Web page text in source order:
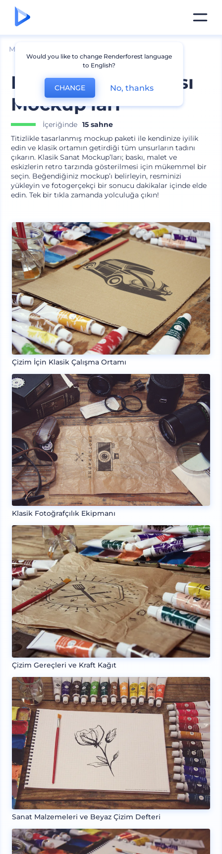
Mockuplar
Klasik Sanat Masası
Mockup’ları
İçeriğinde 15 sahne
Titizlikle tasarlanmış mockup paketi ile kendinize iyilik
edin ve klasik ortamın getirdiği tüm unsurların tadını
çıkarın. Klasik Sanat Mockup’ları; baskı, malet ve
eskizlerin retro tarzında gösterilmesi için mükemmel bir
seçin. Beğendiğiniz mockup’ı belirleyin, resminizi
yükleyin ve fotogerçekçi bir sonucu dakikalar içinde elde
edin. Tek bir tıkla zamanda yolculuğa çıkın!
Çizim İçin Klasik Çalışma Ortamı
Klasik Fotoğrafçılık Ekipmanı
Çizim Gereçleri ve Kraft Kağıt
Sanat Malzemeleri ve Beyaz Çizim Defteri
Would you like to change Renderforest language
to English?
CHANGE No, thanks